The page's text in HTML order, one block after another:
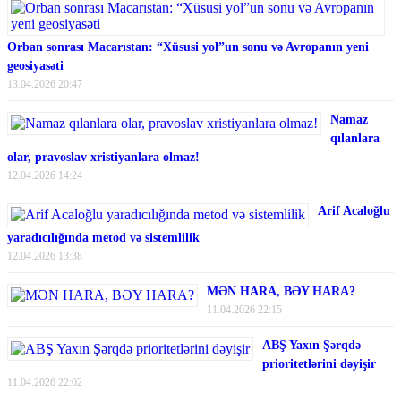
Orban sonrası Macarıstan: “Xüsusi yol”un sonu və Avropanın yeni
geosiyasəti
13.04.2026 20:47
Namaz
qılanlara
olar, pravoslav xristiyanlara olmaz!
12.04.2026 14:24
Arif Acaloğlu
yaradıcılığında metod və sistemlilik
12.04.2026 13:38
MƏN HARA, BƏY HARA?
11.04.2026 22:15
ABŞ Yaxın Şərqdə
prioritetlərini dəyişir
11.04.2026 22:02